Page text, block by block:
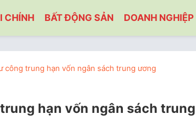
CHÍNH BẤT ĐỘNG SẢN DOANH NGHIỆP
công trung hạn vốn ngân sách trung ương
hạn vốn ngân sách trung